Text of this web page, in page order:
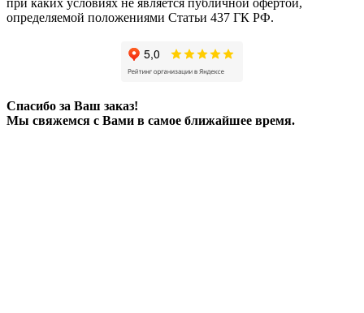
при каких условиях не является публичной офертой,
определяемой положениями Статьи 437 ГК РФ.
Спасибо за Ваш заказ!
Мы свяжемся с Вами в самое ближайшее время.